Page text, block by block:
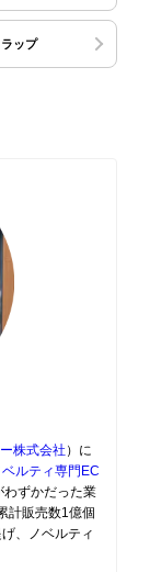
ップ
株式会社 ）に
ベルティ専門EC
わずかだった業
計販売数1億個
、ノベルティ